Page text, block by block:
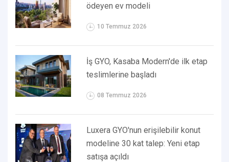
ödeyen ev modeli
10 Temmuz 2026
İş GYO, Kasaba Modern'de ilk etap
teslimlerine başladı
08 Temmuz 2026
Luxera GYO'nun erişilebilir konut
modeline 30 kat talep: Yeni etap
satışa açıldı